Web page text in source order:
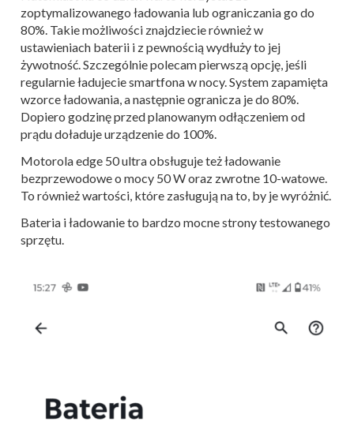
zoptymalizowanego ładowania lub ograniczania go do
80%. Takie możliwości znajdziecie również w
ustawieniach baterii i z pewnością wydłuży to jej
żywotność. Szczególnie polecam pierwszą opcję, jeśli
regularnie ładujecie smartfona w nocy. System zapamięta
wzorce ładowania, a następnie ogranicza je do 80%.
Dopiero godzinę przed planowanym odłączeniem od
prądu doładuje urządzenie do 100%.
Motorola edge 50 ultra obsługuje też ładowanie
bezprzewodowe o mocy 50 W oraz zwrotne 10-watowe.
To również wartości, które zasługują na to, by je wyróżnić.
Bateria i ładowanie to bardzo mocne strony testowanego
sprzętu.